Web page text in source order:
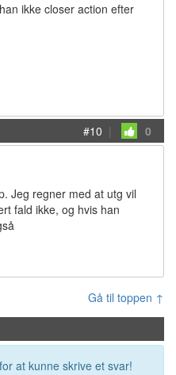
ikke closer action efter
#10 | 0
Jeg regner med at utg vil
fald ikke, og hvis han
Gå til toppen ↑
at kunne skrive et svar!